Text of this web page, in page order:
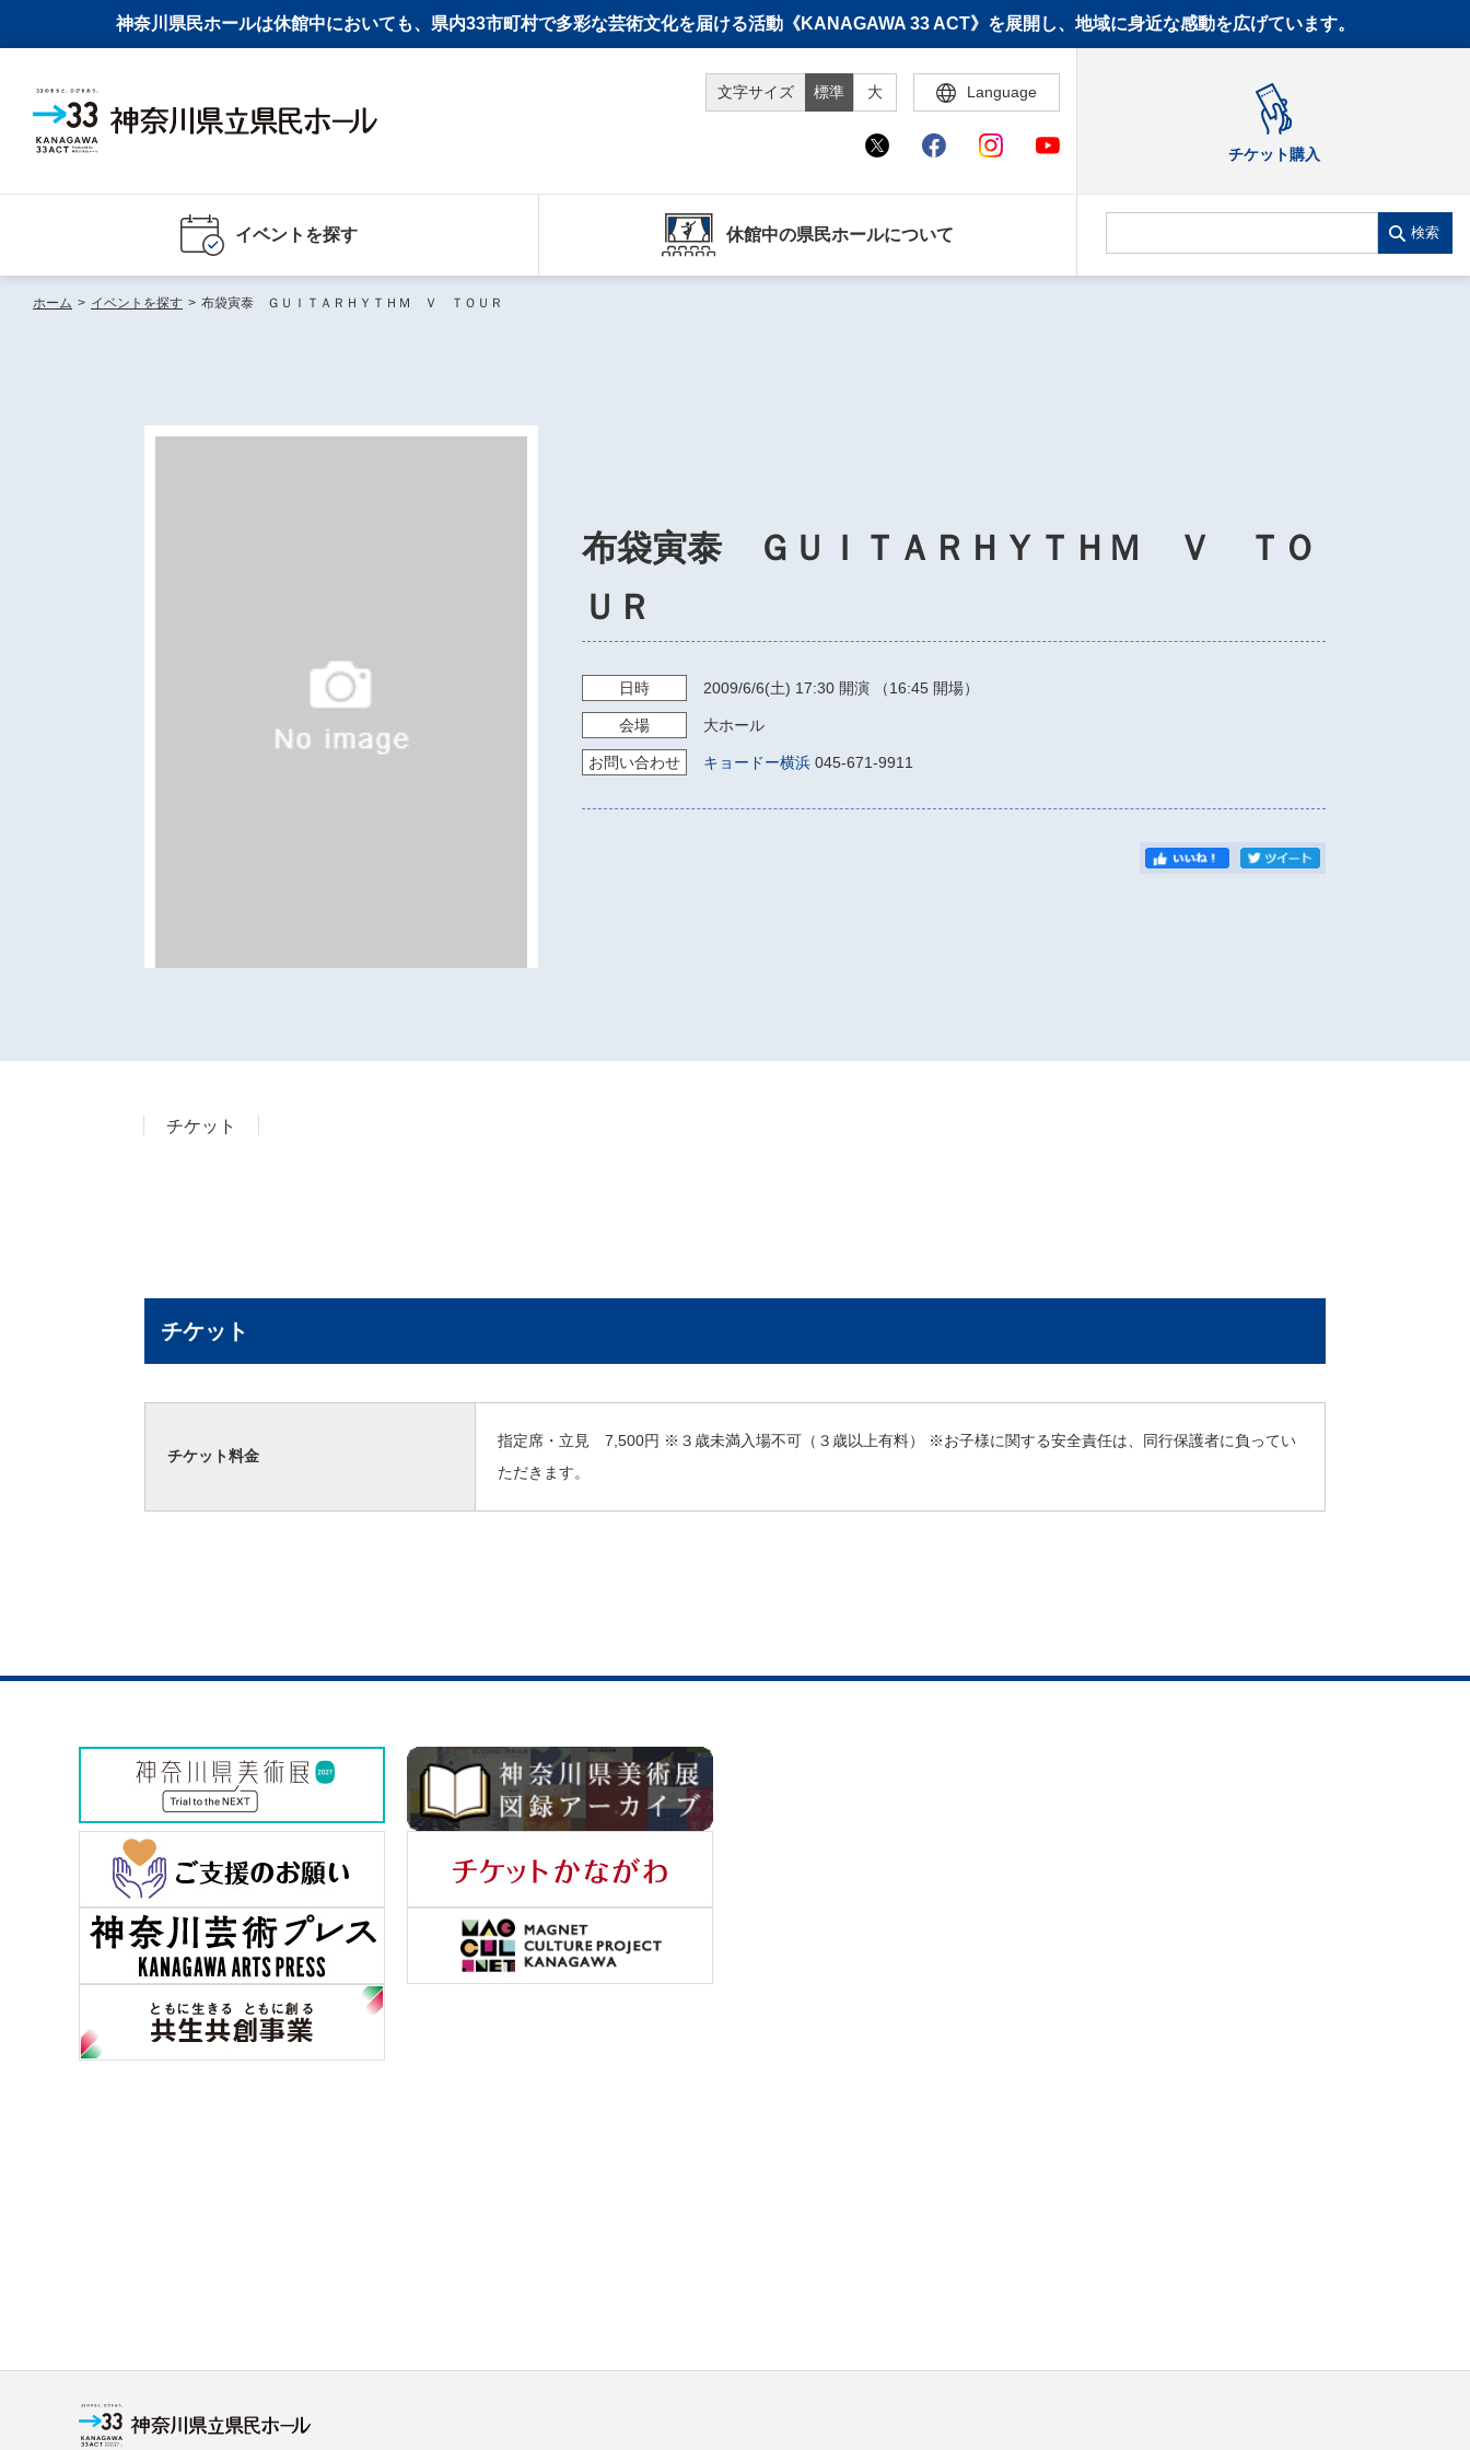
神奈川県民ホールは休館中においても、県内33市町村で多彩な芸術文化を届ける活動《KANAGAWA 33 ACT》を展開し、地域に身近な感動を広げています。
文字サイズ 標準 大 Language
チケット購入
イベントを探す 休館中の県民ホールについて 検索
ホーム > イベントを探す > 布袋寅泰 ＧＵＩＴＡＲＨＹＴＨＭ Ｖ ＴＯＵＲ
布袋寅泰 ＧＵＩＴＡＲＨＹＴＨＭ Ｖ ＴＯ
ＵＲ
日時 2009/6/6(土) 17:30 開演 （16:45 開場）
会場 大ホール
お問い合わせ キョードー横浜 045-671-9911
チケット
チケット
チケット料金
指定席・立見 7,500円 ※３歳未満入場不可（３歳以上有料） ※お子様に関する安全責任は、同行保護者に負ってい
ただきます。